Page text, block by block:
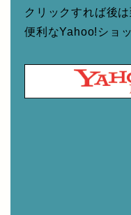
クリックすれば後
便利なYahoo!ショ